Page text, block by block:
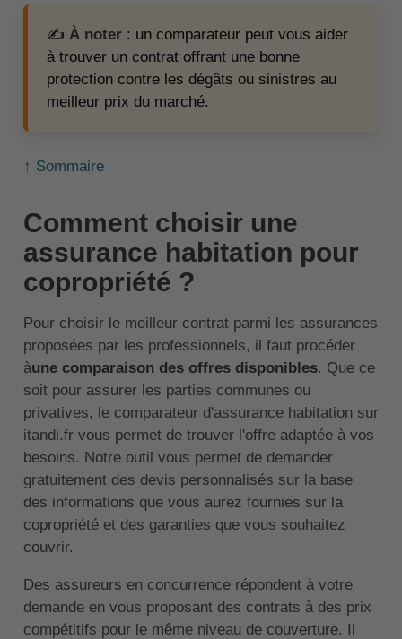
✍️ À noter : un comparateur peut vous aider
à trouver un contrat offrant une bonne
protection contre les dégâts ou sinistres au
meilleur prix du marché.
↑ Sommaire
Comment choisir une
assurance habitation pour
copropriété ?
Pour choisir le meilleur contrat parmi les assurances
proposées par les professionnels, il faut procéder
àune comparaison des offres disponibles. Que ce
soit pour assurer les parties communes ou
privatives, le comparateur d'assurance habitation sur
itandi.fr vous permet de trouver l'offre adaptée à vos
besoins. Notre outil vous permet de demander
gratuitement des devis personnalisés sur la base
des informations que vous aurez fournies sur la
copropriété et des garanties que vous souhaitez
couvrir.
Des assureurs en concurrence répondent à votre
demande en vous proposant des contrats à des prix
compétitifs pour le même niveau de couverture. Il